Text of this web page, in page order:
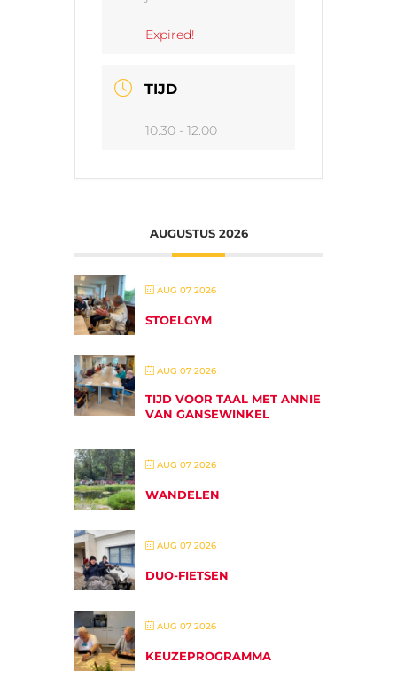
Expired!
TIJD
10:30 - 12:00
AUGUSTUS 2026
AUG 07 2026
STOELGYM
AUG 07 2026
TIJD VOOR TAAL MET ANNIE
VAN GANSEWINKEL
AUG 07 2026
WANDELEN
AUG 07 2026
DUO-FIETSEN
AUG 07 2026
KEUZEPROGRAMMA